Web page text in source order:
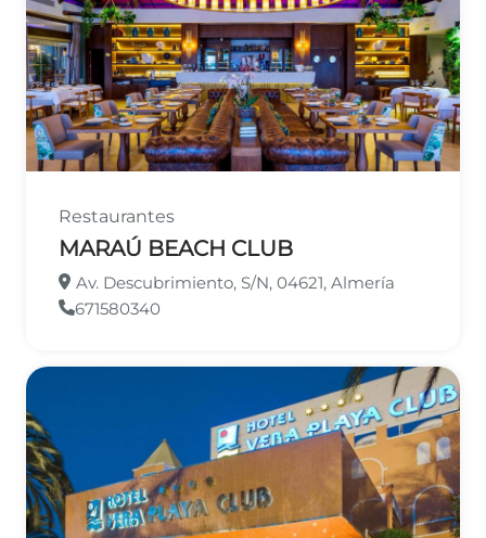
Leaflet©OpenStreetMapcontributors
Restaurantes
MARAÚ BEACH CLUB
Av. Descubrimiento, S/N, 04621, Almería
671580340